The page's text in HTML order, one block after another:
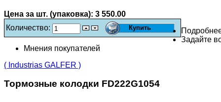
Цена за шт. (упаковка): 3 550.00
Количество:
Задайте
Мнения покупателей
( Industrias GALFER )
Тормозные колодки FD222G1054